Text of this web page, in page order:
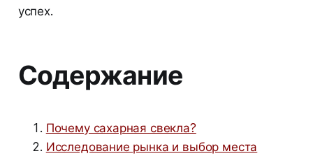
успех.
Содержание
Почему сахарная свекла?
Исследование рынка и выбор места